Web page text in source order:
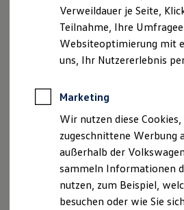
Wartungsverträge
Geschäftskunden
Professional Class
Großkunden
Behörden
Anpfiff zum Gewinn
Elektroautos
ID. Tutorials
Elektrofahrzeugkonzepte
Reichweite
Reichweite der ID.
Reichweite im Winter
(
Verweildauer je Seite,
Teilnahme, Ihre
Websiteoptimierung mit
uns, Ihr Nutzererlebnis
Marketing
Wir nutzen diese
zugeschnittene Werbung
außerhalb der
sammeln Informationen
nutzen, zum Beispiel,
besuchen oder wie Sie